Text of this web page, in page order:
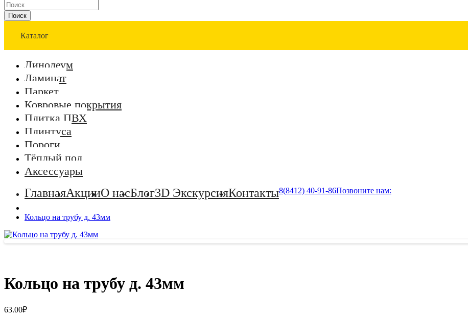
Поиск
Каталог
Линолеум
Ламинат
Паркет
Ковровые покрытия
Плитка ПВХ
Плинтуса
Пороги
Тёплый пол
Аксессуары
ГлавнаяАкцииО насБлог3D ЭкскурсияКонтакты8(8412) 40-91-86Позвоните нам:
Кольцо на трубу д. 43мм
Кольцо на трубу д. 43мм
63.00₽